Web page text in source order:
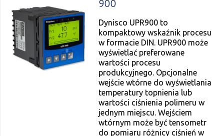
900
Dynisco UPR900 to
kompaktowy wskaźnik procesu
w formacie DIN. UPR900 może
wyświetlać preferowane
wartości procesu
produkcyjnego. Opcjonalne
wejście wtórne do wyświetlania
temperatury topnienia lub
wartości ciśnienia polimeru w
jednym miejscu. Wejściem
wtórnym może być tensometr
do pomiaru różnicy ciśnień w